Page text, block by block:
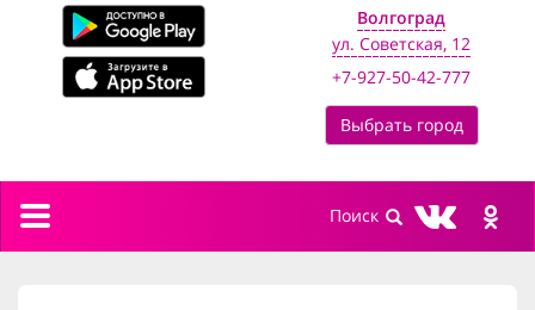
Волгоград
ул. Советская, 12
+7-927-50-42-777
Выбрать город
Toggle